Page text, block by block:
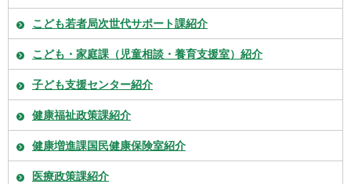
こども若者局次世代サポート課紹介
こども・家庭課（児童相談・養育支援室）紹介
子ども支援センター紹介
健康福祉政策課紹介
健康増進課国民健康保険室紹介
医療政策課紹介